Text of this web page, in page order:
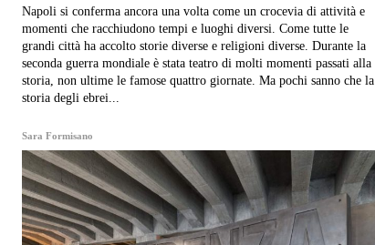
Napoli si conferma ancora una volta come un crocevia di attività e
momenti che racchiudono tempi e luoghi diversi. Come tutte le
grandi città ha accolto storie diverse e religioni diverse. Durante la
seconda guerra mondiale è stata teatro di molti momenti passati alla
storia, non ultime le famose quattro giornate. Ma pochi sanno che la
storia degli ebrei...
Sara Formisano